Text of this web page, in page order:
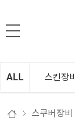
ALL 스킨장비
스쿠버장비